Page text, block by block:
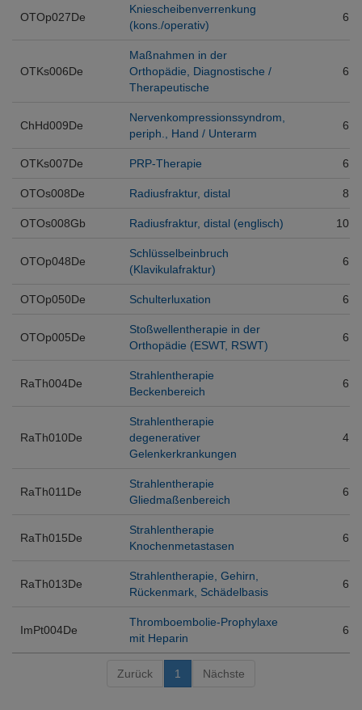
OTOp027De
Kniescheibenverrenkung
(kons./operativ)
6
OTKs006De
Maßnahmen in der
Orthopädie, Diagnostische /
Therapeutische
6
ChHd009De
Nervenkompressionssyndrom,
periph., Hand / Unterarm
6
OTKs007De PRP-Therapie
6
OTOs008De
Radiusfraktur, distal
8
OTOs008Gb
Radiusfraktur, distal (englisch) 10
OTOp048De
Schlüsselbeinbruch
(Klavikulafraktur)
6
OTOp050De Schulterluxation 6
OTOp005De
Stoßwellentherapie in der
Orthopädie (ESWT, RSWT)
6
RaTh004De
Strahlentherapie
Beckenbereich
6
RaTh010De
Strahlentherapie
degenerativer
Gelenkerkrankungen
4
RaTh011De
Strahlentherapie
Gliedmaßenbereich
6
RaTh015De
Strahlentherapie
Knochenmetastasen
6
RaTh013De
Strahlentherapie, Gehirn,
Rückenmark, Schädelbasis
6
ImPt004De
Thromboembolie-Prophylaxe
mit Heparin
6
Zurück 1 Nächste